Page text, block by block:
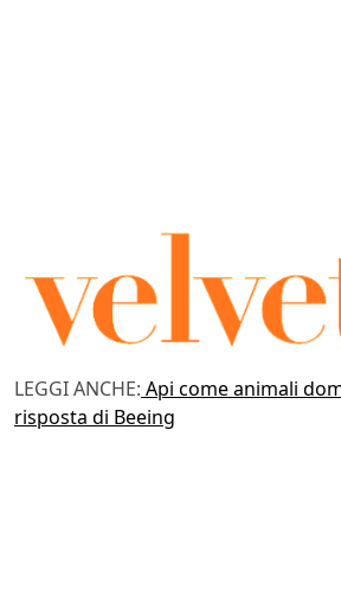
LEGGI ANCHE: Api come animali
risposta di Beeing